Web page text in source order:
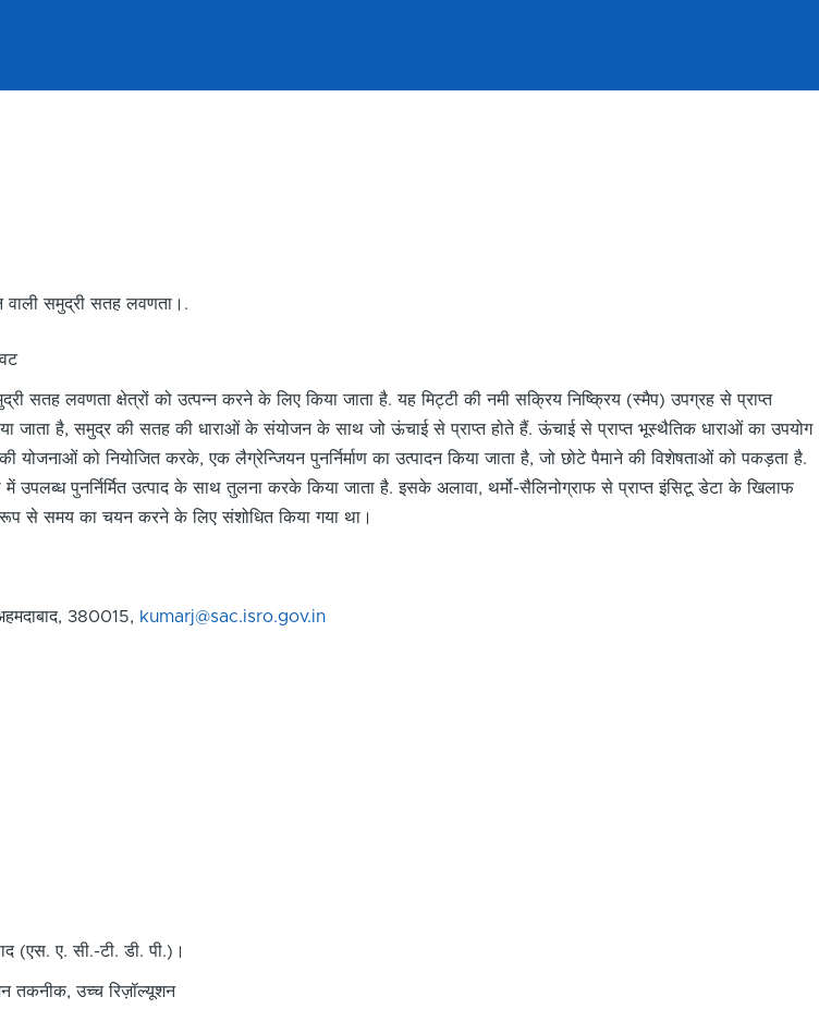
वाली समुद्री सतह लवणता।.
सतह लवणता क्षेत्रों को उत्पन्न करने के लिए किया जाता है. यह मिट्टी की नमी सक्रिय निष्क्रिय (स्मैप) उपग्रह से प्राप्त
जाता है, समुद्र की सतह की धाराओं के संयोजन के साथ जो ऊंचाई से प्राप्त होते हैं. ऊंचाई से प्राप्त भूस्थैतिक धाराओं का उपयोग
को नियोजित करके, एक लैग्रेन्जियन पुनर्निर्माण का उत्पादन किया जाता है, जो छोटे पैमाने की विशेषताओं को पकड़ता है.
में उपलब्ध पुनर्निर्मित उत्पाद के साथ तुलना करके किया जाता है. इसके अलावा, थर्मो-सैलिनोग्राफ से प्राप्त इंसिटू डेटा के खिलाफ
रूप से समय का चयन करने के लिए संशोधित किया गया था।
380015, kumarj@sac.isro.gov.in
(एस. ए. सी.-टी. डी. पी.)।
तकनीक, उच्च रिज़ॉल्यूशन